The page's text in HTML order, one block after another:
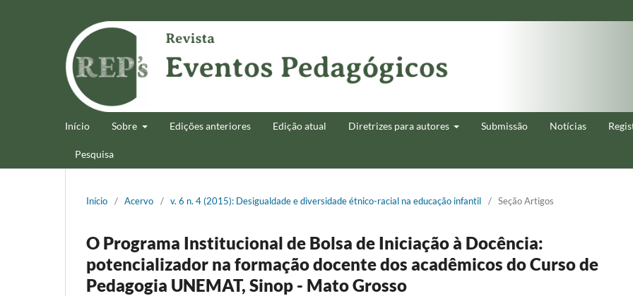
Início Sobre Edições anteriores Edição atual Diretrizes para autores Submissão Notícias
Pesquisa
Início / Acervo / v. 6 n. 4 (2015): Desigualdade e diversidade étnico-racial na educação infantil / Seção Artigos
O Programa Institucional de Bolsa de Iniciação à Docência:
potencializador na formação docente dos acadêmicos do Curso de
Pedagogia UNEMAT, Sinop - Mato Grosso